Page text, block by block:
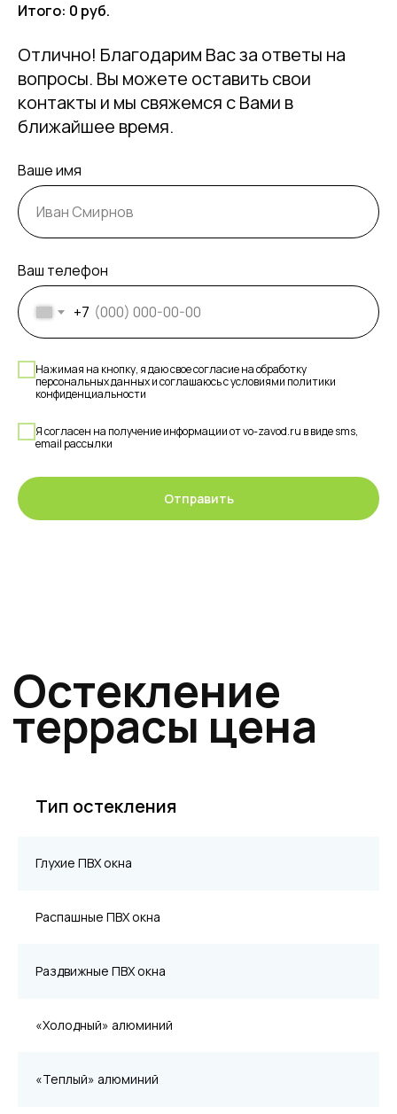
Итого: 0 руб.
Отлично! Благодарим Вас за ответы на
вопросы. Вы можете оставить свои
контакты и мы свяжемся с Вами в
ближайшее время.
Ваше имя
Ваш телефон
+7
Нажимая на кнопку, я даю свое согласие на обработку
персональных данных и соглашаюсь с условиями политики
конфиденциальности
Я согласен на получение информации от vo-zavod.ru в виде sms,
email рассылки
Отправить
Тип остекления
Глухие ПВХ окна
Распашные ПВХ окна
Раздвижные ПВХ окна
«Холодный» алюминий
«Теплый» алюминий
Холодное
Как правило, данный вид
однокамерными и
двухкамерными
терморазрывов.
без особых требований к
Надежно низкая
Алюминиевое
остекление
террасы